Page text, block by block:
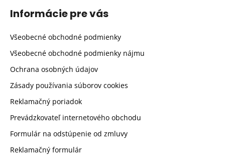
Informácie pre vás
Všeobecné obchodné podmienky
Všeobecné obchodné podmienky nájmu
Ochrana osobných údajov
Zásady používania súborov cookies
Reklamačný poriadok
Prevádzkovateľ internetového obchodu
Formulár na odstúpenie od zmluvy
Reklamačný formulár